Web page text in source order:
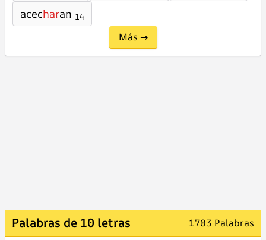
acecharan 14
Más →
Palabras de 10 letras 1703 Palabras